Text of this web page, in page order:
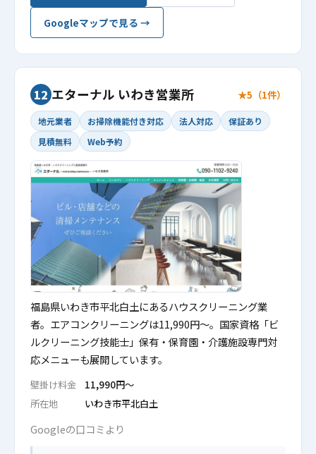
Googleマップで見る →
12 エターナル いわき営業所 ★5（1件）
地元業者 お掃除機能付き対応 法人対応
保証あり
見積無料
Web予約
福島県いわき市平北白土にあるハウスクリーニング業
者。エアコンクリーニングは11,990円〜。国家資格「ビ
ルクリーニング技能士」保有・保育園・介護施設専門対
応メニューも展開しています。
壁掛け料金
11,990円〜
所在地
いわき市平北白土
Googleの口コミより